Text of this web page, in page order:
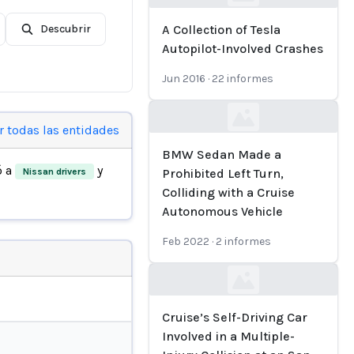
Descubrir
todas las entidades
a Nissan drivers y
A Collection of Tesla
Autopilot-Involved Crashes
Jun 2016 · 22 informes
BMW Sedan Made a
Prohibited Left Turn,
Colliding with a Cruise
Autonomous Vehicle
Feb 2022 · 2 informes
Cruise’s Self-Driving Car
Involved in a Multiple-